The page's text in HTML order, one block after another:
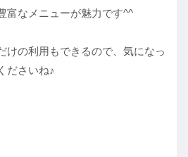
富なメニューが魅力です^^
けの利用もできるので、気になっ
ださいね♪